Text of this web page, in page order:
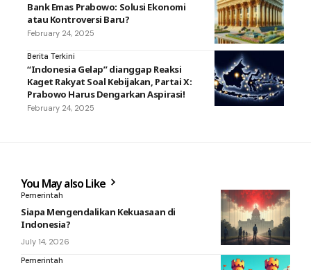
Bank Emas Prabowo: Solusi Ekonomi
atau Kontroversi Baru?
February 24, 2025
Berita Terkini
“Indonesia Gelap” dianggap Reaksi
Kaget Rakyat Soal Kebijakan, Partai X:
Prabowo Harus Dengarkan Aspirasi!
February 24, 2025
You May also Like
Pemerintah
Siapa Mengendalikan Kekuasaan di
Indonesia?
July 14, 2026
Pemerintah